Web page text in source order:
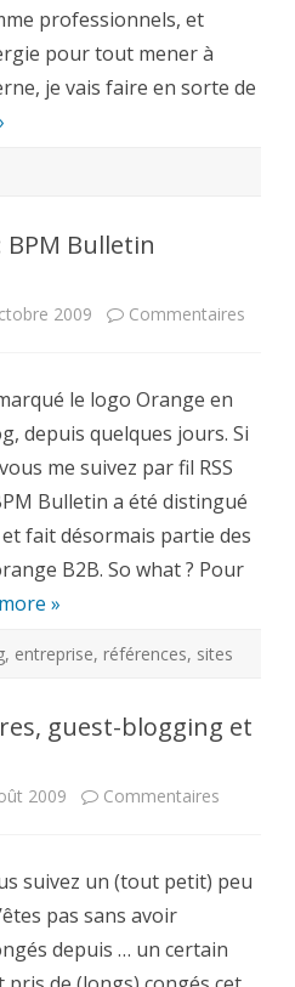
professionnels, et
pour tout mener à
je vais faire en sorte de
BPM Bulletin
2009 Commentaires
le logo Orange en
depuis quelques jours. Si
me suivez par fil RSS
Bulletin a été distingué
fait désormais partie des
B2B. So what ? Pour
»
, entreprise, références, sites
guest-blogging et
2009 Commentaires
suivez un (tout petit) peu
pas sans avoir
depuis … un certain